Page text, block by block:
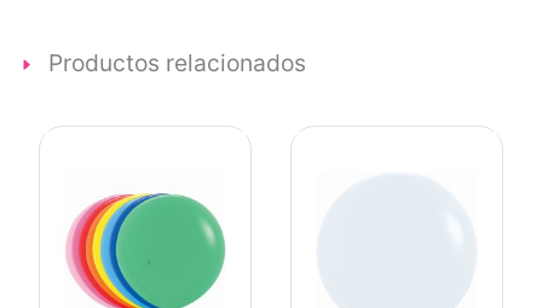
Productos relacionados